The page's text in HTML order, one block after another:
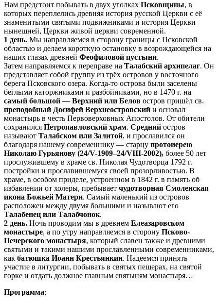
Нам предстоит побывать в двух уголках Псковщины, в
которых переплелись древняя история русской Церкви с её
знаменитыми святыми подвижниками и история Церкви
нынешней, Церкви живой церкви современной.
1 день. Мы направляемся в сторону границы с Псковской
областью и делаем короткую остановку в возрождающейся на
наших глазах древней Феофиловой пустыни.
Затем направляемся к переправе на Талабский архипелаг. Он
представляет собой группу из трёх островов у восточного
берега Псковского озера. Когда-то острова были заселены
беглыми каторжниками и разбойниками, но в 1470 г. на
самый большой — Верхний или Белов остров пришёл св.
преподобный Досифей Верхнеостровский и основал
монастырь в честь Первоверховных Апостолов. От обители
сохранился Петропавловский храм. Средний остров
называют Талабском или Залитой, и прославился он
благодаря нашему современнику — старцу протоиерею
Николаю Гурьянову (24/V-1909–24/VIII-2002), более 50 лет
прослужившему в храме св. Николая Чудотворца 1792 г.
постройки и прославившемуся своей прозорливостью. В
храме, в особом приделе, устроенном в 1842 г. в память об
избавлении от холеры, пребывает чудотворная Смоленская
икона Божьей Матери. Самый маленький из островов
расположен между двумя большими и называют его
Талабенец или Талабчонок.
2 день. Ночь проводим мы в древнем Елеазаровском
монастыре, а по утру направляемся в сторону Псково-
Печерского монастыря, который славен также и древними
святыми и такими нашими прославленными современниками,
как батюшка Иоанн Крестьянкин. Надеемся принять
участие в литургии, побывать в святых пещерах, на святой
горке и отдать должное главным святыням монастыря…
Программа: